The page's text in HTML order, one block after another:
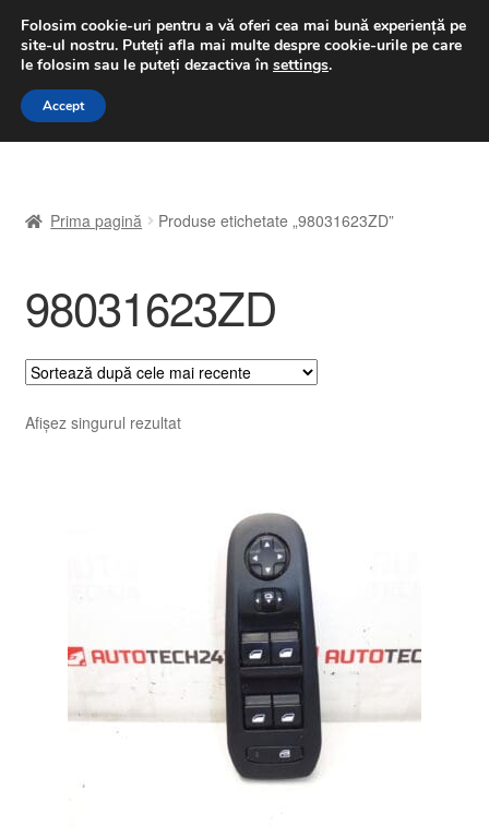
LIVRARE de la 33 lei
luni-vineri 9 a.m. - 4 p.m.031 229 6816
Sari
Sari
A lua legatura
Contul meu
Coș
Despre noi
Plângere
Politică de confidențialitate
Prima pagină Produse etichetate „98031623ZD”
98031623ZD
Afișez singurul rezultat
Folosim cookie-uri pentru a vă oferi cea mai bună experiență pe
site-ul nostru. Puteți afla mai multe despre cookie-urile pe care
le folosim sau le puteți dezactiva în settings.
Accept